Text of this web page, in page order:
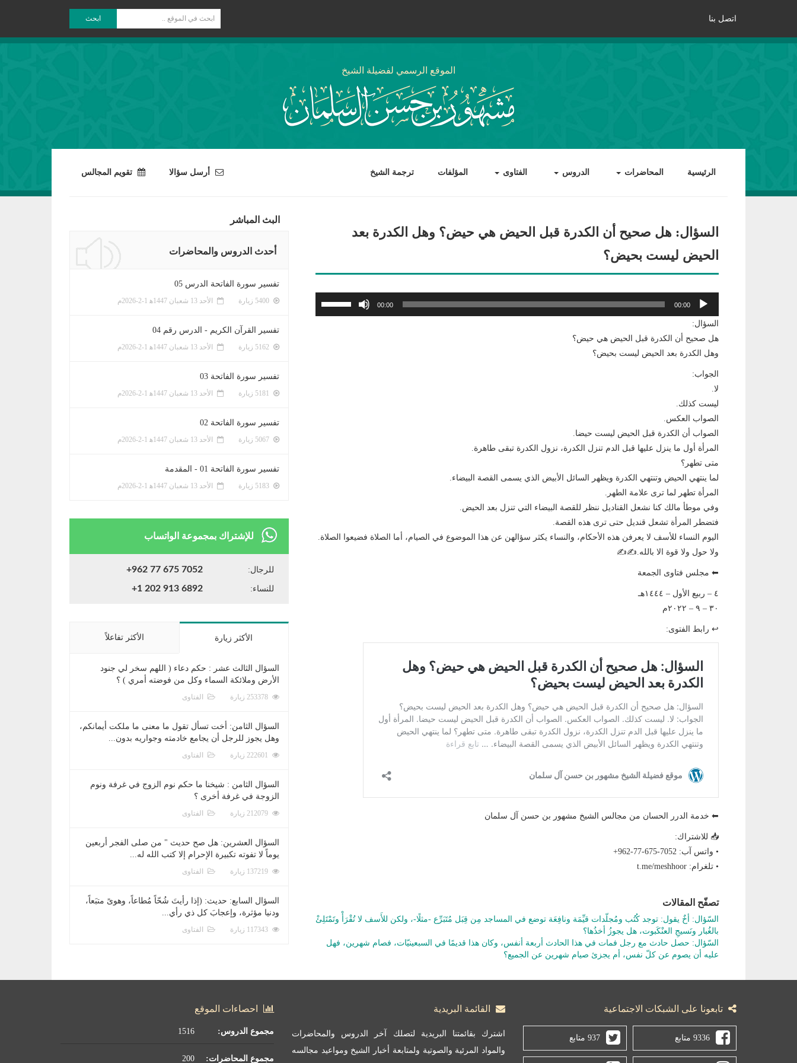
اتصل بنا ابحث
الموقع الرسمي لفضيلة الشيخ
الرئيسية المحاضرات الدروس الفتاوى المؤلفات ترجمة الشيخ أرسل سؤالا تقويم المجالس
السؤال: هل صحيح أن الكدرة قبل الحيض هي حيض؟ وهل الكدرة بعد
الحيض ليست بحيض؟
مشغل
الصوت
00:00
00:00
السؤال:
هل صحيح أن الكدرة قبل الحيض هي حيض؟
وهل الكدرة بعد الحيض ليست بحيض؟
الجواب:
لا.
ليست كذلك.
الصواب العكس.
الصواب أن الكدرة قبل الحيض ليست حيضا.
المرأة أول ما ينزل عليها قبل الدم تنزل الكدرة، نزول الكدرة تبقى طاهرة.
متى تطهر؟
لما ينتهي الحيض وتنتهي الكدرة ويظهر السائل الأبيض الذي يسمى القصة البيضاء.
المرأة تطهر لما ترى علامة الطهر.
وفي موطأ مالك كنا نشعل القناديل ننظر للقصة البيضاء التي تنزل بعد الحيض.
فتضطر المرأة تشعل قنديل حتى ترى هذه القصة.
اليوم النساء للأسف لا يعرفن هذه الأحكام، والنساء يكثر سؤالهن عن هذا الموضوع في الصيام، أما الصلاة فضيعوا الصلاة.
ولا حول ولا قوة الا بالله.✍️✍️
⬅ مجلس فتاوى الجمعة
٤ – ربيع الأول – ١٤٤٤هـ
٣٠ – ٩ – ٢٠٢٢م
↩ رابط الفتوى:
⬅ خدمة الدرر الحسان من مجالس الشيخ مشهور بن حسن آل سلمان
📥 للاشتراك:
• واتس آب: ‎+962-77-675-7052
• تلغرام: t.me/meshhoor
تصفّح المقالات
السّؤال: أخٌ يقول: توجد كُتُب ومُجلّدات قيِّمَة ونافِعَة توضع في المساجد مِن قِبَل مُتَبَرِّع -مثلًا-، ولكن للأَسف لا تُقْرَأْ وتَمْتَلِئْ
بالغُبار ونَسيجِ العنْكَبوت، هل يجوزُ أخذُها؟
السّؤال: حصل حادث مع رجل فمات في هذا الحادث أربعة أنفس، وكان هذا قديمًا في السبعينيّات، فصام شهرين، فهل
عليه أن يصوم عن كلّ نفس، أم يجزئ صيام شهرين عن الجميع؟
البث المباشر
أحدث الدروس والمحاضرات
تفسير سورة الفاتحة الدرس 05
الأحد 13 شعبان 1447ﻫ 1-2-2026م
تفسير القرآن الكريم - الدرس رقم 04
الأحد 13 شعبان 1447ﻫ 1-2-2026م
تفسير سورة الفاتحة 03
الأحد 13 شعبان 1447ﻫ 1-2-2026م
تفسير سورة الفاتحة 02
الأحد 13 شعبان 1447ﻫ 1-2-2026م
تفسير سورة الفاتحة 01 - المقدمة
الأحد 13 شعبان 1447ﻫ 1-2-2026م
للإشتراك بمجموعة الواتساب
للرجال: +962 77 675 7052
للنساء: +1 202 913 6892
الأكثر زيارة الأكثر تفاعلاً
السؤال الثالث عشر : حكم دعاء ( اللهم سخر لي جنود
الأرض وملائكة السماء وكل من فوضته أمري ) ؟
الفتاوى
السؤال الثامن: أخت تسأل تقول ما معنى ما ملكت أيمانكم،
وهل يجوز للرجل أن يجامع خادمته وجواريه بدون...
الفتاوى
السؤال الثامن : شيخنا ما حكم نوم الزوج في غرفة ونوم
الزوجة في غرفة أخرى ؟
الفتاوى
السؤال العشرين: هل صح حديث " من صلى الفجر أربعين
يوماً لا تفوته تكبيرة الإحرام إلا كتب الله له...
الفتاوى
السؤال السابع: حديث: (إذا رأيتَ شُحّاً مُطاعاً، وهوىً متبَعاً،
ودنيا مؤثرة، وإعجابَ كل ذي رأي...
الفتاوى
تابعونا على الشبكات الاجتماعية
9336 متابع 937 متابع
القائمة البريدية
اشترك بقائمتنا البريدية لتصلك آخر الدروس والمحاضرات
والمواد المرئية والصوتية ولمتابعة أخبار الشيخ ومواعيد مجالسه
احصاءات الموقع
مجموع الدروس:
مجموع المحاضرات: